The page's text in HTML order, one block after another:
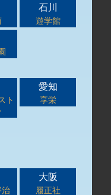
校
高等学校
中学校
石川
遊学館
ト
愛知
享栄
治
大阪
履正社